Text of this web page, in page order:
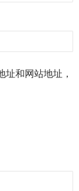
和网站地址，